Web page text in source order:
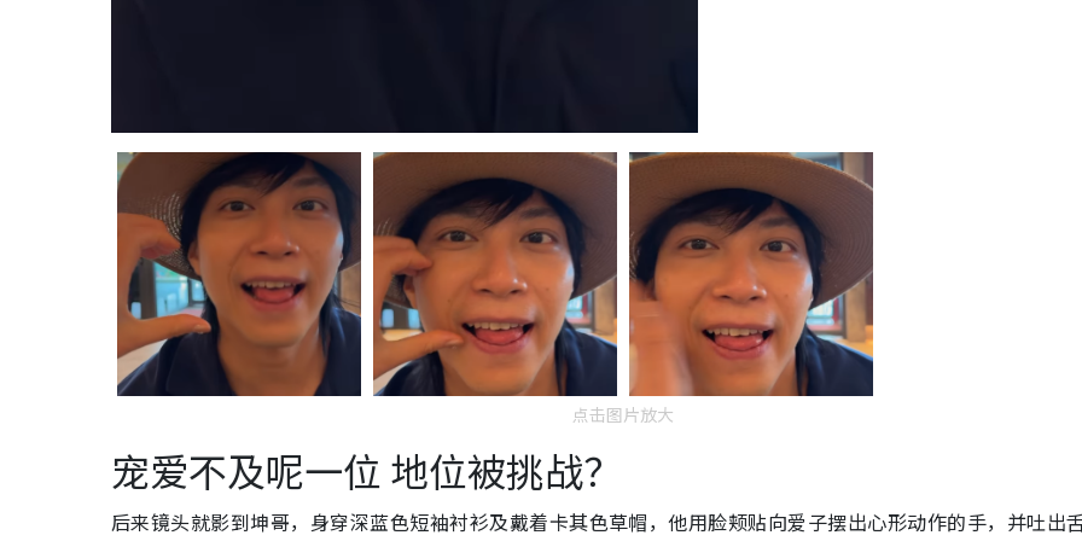
点击图片放大
宠爱不及呢一位 地位被挑战？
后来镜头就影到坤哥，身穿深蓝色短袖衬衫及戴着卡其色草帽，他用脸颊贴向爱子摆出心形动作的手，并吐出